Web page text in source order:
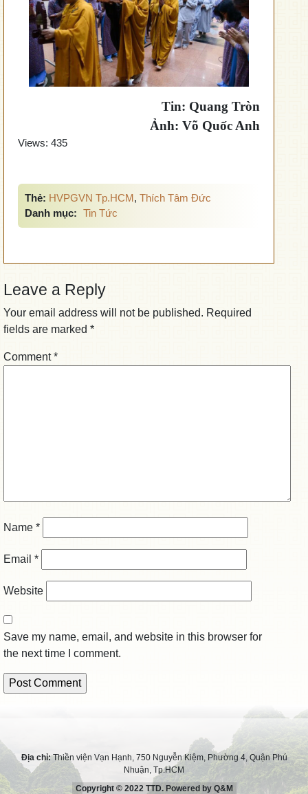
Tin: Quang Tròn
Ảnh: Võ Quốc Anh
Views: 435
Thẻ: HVPGVN Tp.HCM, Thích Tâm Đức
Danh mục: Tin Tức
Leave a Reply
Your email address will not be published. Required
fields are marked *
Comment*
Name *
Email *
Website
Save my name, email, and website in this browser for
the next time I comment.
Địa chỉ:Thiền viện Vạn Hạnh, 750 Nguyễn Kiệm, Phường 4, Quận Phú
Nhuận, Tp.HCM
Copyright © 2022 TTD. Powered by Q&M